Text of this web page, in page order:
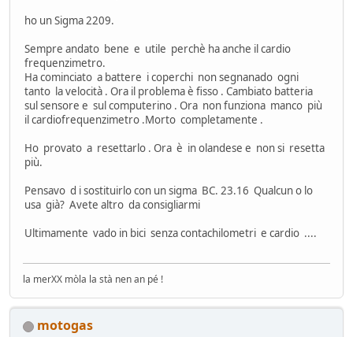
ho un Sigma 2209.
Sempre andato bene e utile perchè ha anche il cardio
frequenzimetro.
Ha cominciato a battere i coperchi non segnanado ogni
tanto la velocità . Ora il problema è fisso . Cambiato batteria
sul sensore e sul computerino . Ora non funziona manco più
il cardiofrequenzimetro .Morto completamente .
Ho provato a resettarlo . Ora è in olandese e non si resetta
più.
Pensavo d i sostituirlo con un sigma BC. 23.16 Qualcun o lo
usa già? Avete altro da consigliarmi
Ultimamente vado in bici senza contachilometri e cardio ....
la merXX mòla la stà nen an pé !
motogas